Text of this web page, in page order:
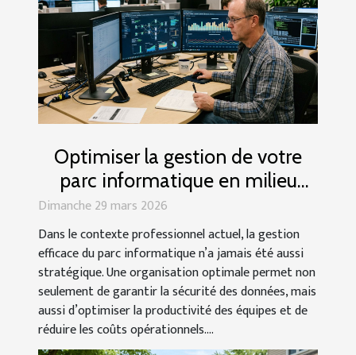
Optimiser la gestion de votre
parc informatique en milieu
professionnel
Dimanche 29 mars 2026
Dans le contexte professionnel actuel, la gestion
efficace du parc informatique n’a jamais été aussi
stratégique. Une organisation optimale permet non
seulement de garantir la sécurité des données, mais
aussi d’optimiser la productivité des équipes et de
réduire les coûts opérationnels....